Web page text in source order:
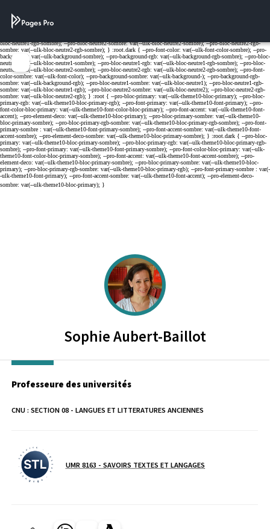
Menu
SophieAubert-Baillot
Professeure des universités
CNU : SECTION 08 - LANGUES ET LITTERATURES ANCIENNES
Laboratoire / équipeUMR 8163 - SAVOIRS TEXTES ET LANGAGES